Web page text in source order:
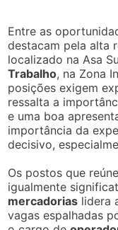
Entre as
destacam pela alta
localizado na Asa
Trabalho, na Zona
posições exigem
ressalta a
e uma boa
importância da
decisivo,
Os postos que
igualmente
mercadorias lidera
vagas espalhadas